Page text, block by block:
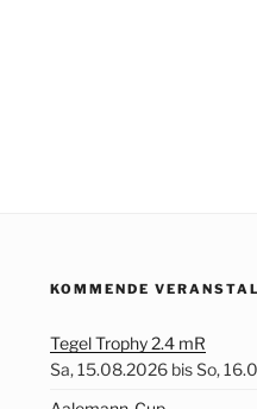
KOMMENDE
Tegel Trophy 2.4 mR
Sa, 15.08.2026 bis So,